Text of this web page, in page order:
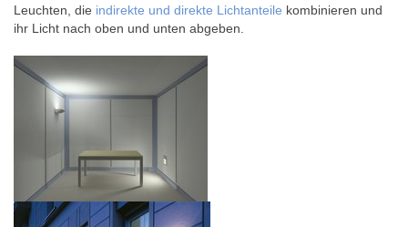
Leuchten, die indirekte und direkte Lichtanteile kombinieren und
ihr Licht nach oben und unten abgeben.